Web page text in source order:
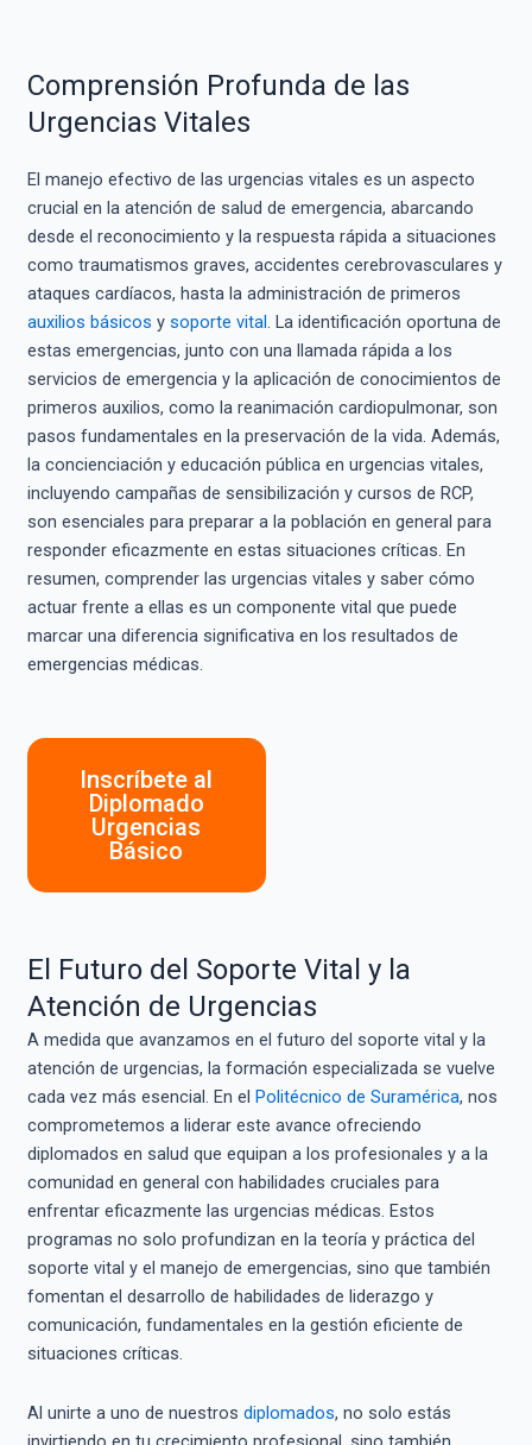
Comprensión Profunda de las
Urgencias Vitales
El manejo efectivo de las urgencias vitales es un aspecto
crucial en la atención de salud de emergencia, abarcando
desde el reconocimiento y la respuesta rápida a situaciones
como traumatismos graves, accidentes cerebrovasculares y
ataques cardíacos, hasta la administración de primeros
auxilios básicos y soporte vital. La identificación oportuna de
estas emergencias, junto con una llamada rápida a los
servicios de emergencia y la aplicación de conocimientos de
primeros auxilios, como la reanimación cardiopulmonar, son
pasos fundamentales en la preservación de la vida. Además,
la concienciación y educación pública en urgencias vitales,
incluyendo campañas de sensibilización y cursos de RCP,
son esenciales para preparar a la población en general para
responder eficazmente en estas situaciones críticas. En
resumen, comprender las urgencias vitales y saber cómo
actuar frente a ellas es un componente vital que puede
marcar una diferencia significativa en los resultados de
emergencias médicas.
Inscríbete al
Diplomado
Urgencias
Básico
El Futuro del Soporte Vital y la
Atención de Urgencias
A medida que avanzamos en el futuro del soporte vital y la
atención de urgencias, la formación especializada se vuelve
cada vez más esencial. En el Politécnico de Suramérica, nos
comprometemos a liderar este avance ofreciendo
diplomados en salud que equipan a los profesionales y a la
comunidad en general con habilidades cruciales para
enfrentar eficazmente las urgencias médicas. Estos
programas no solo profundizan en la teoría y práctica del
soporte vital y el manejo de emergencias, sino que también
fomentan el desarrollo de habilidades de liderazgo y
comunicación, fundamentales en la gestión eficiente de
situaciones críticas.
Al unirte a uno de nuestros diplomados, no solo estás